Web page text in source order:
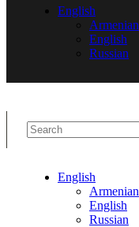
English
Armenian
English
Russian
English
Armenian
English
Russian